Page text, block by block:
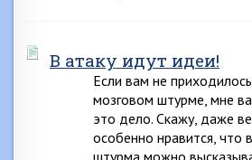
В атаку идут идеи!
Если вам не
мозговом штурме, мне
это дело. Скажу, даже
особенно нравится, что
штурма можно